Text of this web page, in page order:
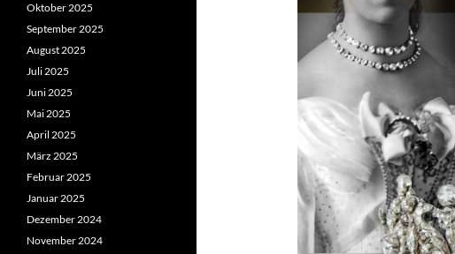
Oktober 2025
September 2025
August 2025
Juli 2025
Juni 2025
Mai 2025
April 2025
März 2025
Februar 2025
Januar 2025
Dezember 2024
November 2024